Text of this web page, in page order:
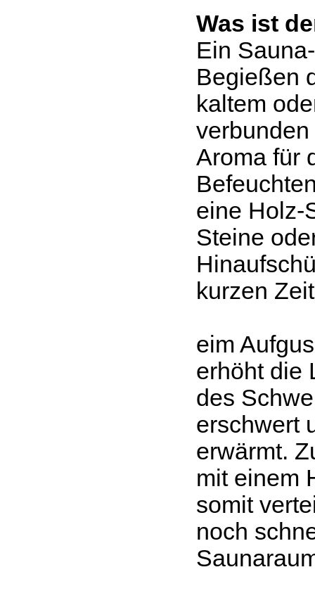
Was ist
Ein
Begießen
kaltem
Aroma für
eine Holz-
Steine
kurzen
eim
erhöht die
des
erschwert
erwärmt.
mit einem
somit
noch